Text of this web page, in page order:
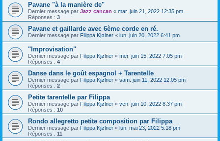
Pavane "à la manière de"
Dernier message par Jazz cancan « mar. juin 21, 2022 12:35 pm
Réponses : 3
Pavane et gaillarde avec 6ème corde en ré.
Dernier message par Filippa Kjølner « lun. juin 20, 2022 6:41 pm
"Improvisation"
Dernier message par Filippa Kjølner « mer. juin 15, 2022 7:05 pm
Réponses : 4
Danse dans le goût espagnol + Tarentelle
Dernier message par Filippa Kjølner « sam. juin 11, 2022 12:05 pm
Réponses : 2
Petite tarentelle par Filippa
Dernier message par Filippa Kjølner « ven. juin 10, 2022 8:37 pm
Réponses : 10
Rondo allegretto petite composition par Filippa
Dernier message par Filippa Kjølner « lun. mai 23, 2022 5:18 pm
Réponses : 11